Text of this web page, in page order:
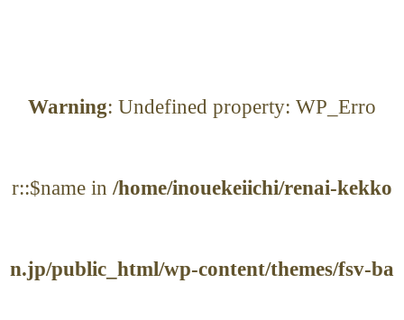
講師紹介
お問い合わせ
Warning: Undefined property: WP_Erro
r::$name in /home/inouekeiichi/renai-kekko
n.jp/public_html/wp-content/themes/fsv-ba